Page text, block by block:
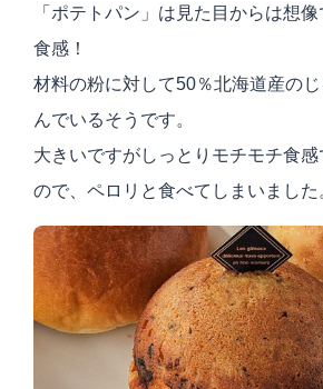
「ポテトパン」は見た目からは想
食感！
材料の粉に対して50％北海道産の
んでいるそうです。
大きいですがしっとりモチモチ食
ので、ペロリと食べてしまいました